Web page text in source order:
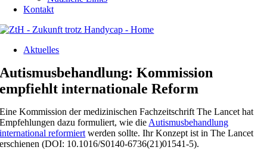
Kontakt
Aktuelles
Autismusbehandlung: Kommission
empfiehlt internationale Reform
Eine Kommission der medizinischen Fachzeitschrift The Lancet hat
Empfehlungen dazu formuliert, wie dieAutismusbehandlung
international reformiertwerden sollte. Ihr Konzept ist in The Lancet
erschienen (DOI: 10.1016/S0140-6736(21)01541-5).